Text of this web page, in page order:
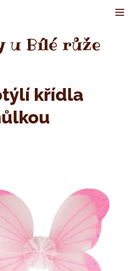
u Bílé růže
křídla